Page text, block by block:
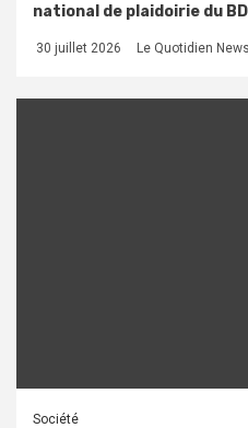
national de plaidoirie du
30 juillet 2026 Le Quotidien News
Société